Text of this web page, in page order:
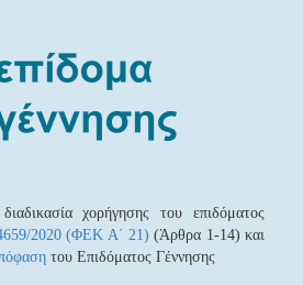
χορήγησης του επιδόματος
2020 (ΦΕΚ Α΄ 21) (Άρθρα 1-14) και
του Επιδόματος Γέννησης